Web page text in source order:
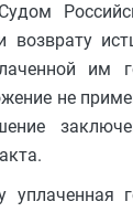
возврату
им
не